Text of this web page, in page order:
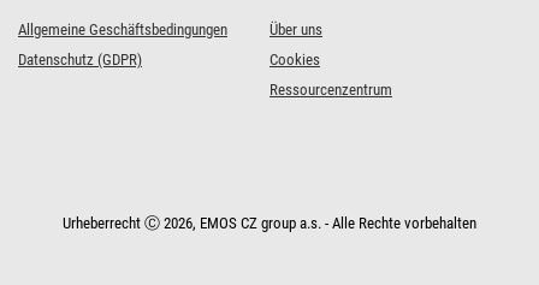
Allgemeine Geschäftsbedingungen
Datenschutz (GDPR)
Über uns
Cookies
Ressourcenzentrum
Urheberrecht Ⓒ 2026, EMOS CZ group a.s. - Alle Rechte vorbehalten